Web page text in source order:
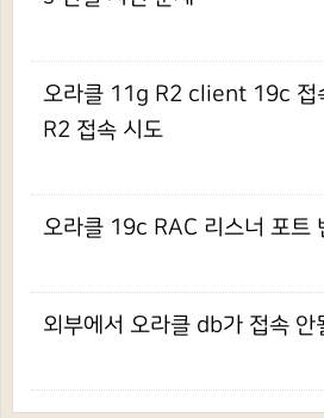
오라클 11g R2 client 19c
R2 접속 시도
오라클 19c RAC 리스너 포트
외부에서 오라클 db가 접속 안